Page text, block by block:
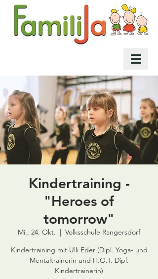
Kindertraining -
"Heroes of
tomorrow"
Mi., 24. Okt.
  |
Volksschule Rangersdorf
Kindertraining mit Ulli Eder (Dipl. Yoga- und
Mentaltrainerin und H.O.T. Dipl.
Kindertrainerin)